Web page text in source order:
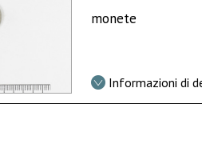
monete
Informazioni di